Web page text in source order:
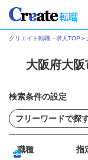
クリエイト転職・求人TOP ＞
大阪府大
検索条件の設定
職種 指